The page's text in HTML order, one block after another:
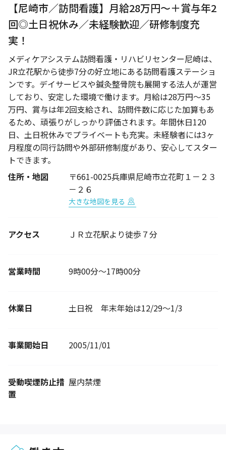
【尼崎市／訪問看護】月給28万円～＋賞与年2
回◎土日祝休み／未経験歓迎／研修制度充
実！
メディケアシステム訪問看護・リハビリセンター尼崎は、
JR立花駅から徒歩7分の好立地にある訪問看護ステーショ
ンです。デイサービスや鍼灸整骨院も展開する法人が運営
しており、安定した環境で働けます。月給は28万円～35
万円、賞与は年2回支給され、訪問件数に応じた加算もあ
るため、頑張りがしっかり評価されます。年間休日120
日、土日祝休みでプライベートも充実。未経験者には3ヶ
月程度の同行訪問や外部研修制度があり、安心してスター
トできます。
住所・地図
〒661-0025兵庫県尼崎市立花町１－２３
－２６
大きな地図を見る
アクセス ＪＲ立花駅より徒歩７分
営業時間 9時00分～17時00分
休業日 土日祝 年末年始は12/29～1/3
事業開始日 2005/11/01
受動喫煙防止措
置
屋内禁煙